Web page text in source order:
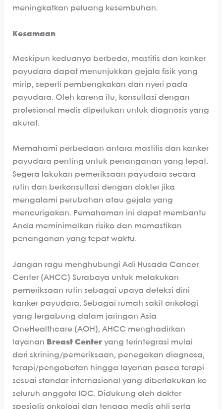
meningkatkan peluang kesembuhan.
Kesamaan
Meskipun keduanya berbeda, mastitis dan kanker
payudara dapat menunjukkan gejala fisik yang
mirip, seperti pembengkakan dan nyeri pada
payudara. Oleh karena itu, konsultasi dengan
profesional medis diperlukan untuk diagnosis yang
akurat.
Memahami perbedaan antara mastitis dan kanker
payudara penting untuk penanganan yang tepat.
Segera lakukan pemeriksaan payudara secara
rutin dan berkonsultasi dengan dokter jika
mengalami perubahan atau gejala yang
mencurigakan. Pemahaman ini dapat membantu
Anda meminimalkan risiko dan memastikan
penanganan yang tepat waktu.
Jangan ragu menghubungi Adi Husada Cancer
Center (AHCC) Surabaya untuk melakukan
pemeriksaan rutin sebagai upaya deteksi dini
kanker payudara. Sebagai rumah sakit onkologi
yang tergabung dalam jaringan Asia
OneHealthcare (AOH), AHCC menghadirkan
layanan Breast Centeryang terintegrasi mulai
dari skrining/pemeriksaan, penegakan diagnosa,
terapi/pengobatan hingga layanan pasca terapi
sesuai standar internasional yang diberlakukan ke
seluruh anggota IOC. Didukung oleh dokter
spesialis onkologi dan tenaga medis ahli serta